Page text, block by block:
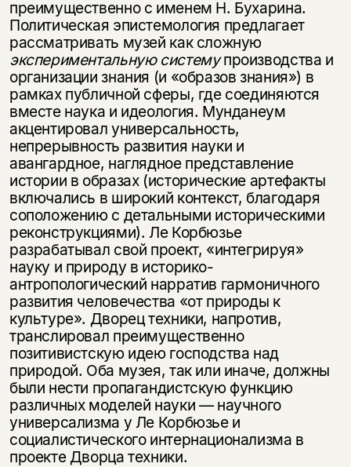
преимущественно с именем Н. Бухарина.
Политическая эпистемология предлагает
рассматривать музей как сложную
экспериментальную системупроизводства и
организации знания (и «образов знания») в
рамках публичной сферы, где соединяются
вместе наука и идеология. Мунданеум
акцентировал универсальность,
непрерывность развития науки и
авангардное, наглядное представление
истории в образах (исторические артефакты
включались в широкий контекст, благодаря
соположению с детальными историческими
реконструкциями). Ле Корбюзье
разрабатывал свой проект, «интегрируя»
науку и природу в историко-
антропологический нарратив гармоничного
развития человечества «от природы к
культуре». Дворец техники, напротив,
транслировал преимущественно
позитивистскую идею господства над
природой. Оба музея, так или иначе, должны
были нести пропагандистскую функцию
различных моделей науки — научного
универсализма у Ле Корбюзье и
социалистического интернационализма в
проекте Дворца техники.